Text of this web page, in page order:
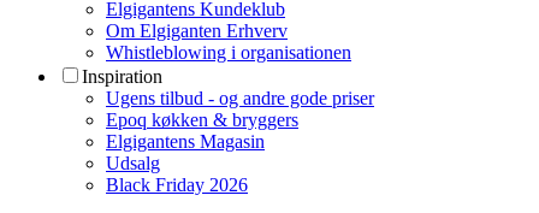
Elgigantens Kundeklub
Om Elgiganten Erhverv
Whistleblowing i organisationen
Inspiration
Ugens tilbud - og andre gode priser
Epoq køkken & bryggers
Elgigantens Magasin
Udsalg
Black Friday 2026